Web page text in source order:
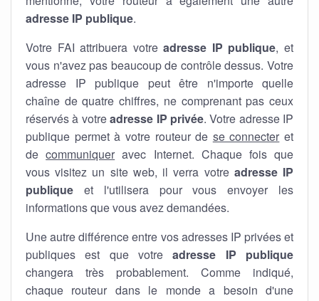
adresse IP publique.
Votre FAI attribuera votreadresse IP publique, et
vous n'avez pas beaucoup de contrôle dessus. Votre
adresse IP publique peut être n'importe quelle
chaîne de quatre chiffres, ne comprenant pas ceux
réservés à votreadresse IP privée. Votre adresse IP
publique permet à votre routeur de se connecter et
decommuniquer avec Internet. Chaque fois que
vous visitez un site web, il verra votre adresse IP
publique et l'utilisera pour vous envoyer les
informations que vous avez demandées.
Une autre différence entre vos adresses IP privées et
publiques est que votreadresse IP publique
changera très probablement. Comme indiqué,
chaque routeur dans le monde a besoin d'une